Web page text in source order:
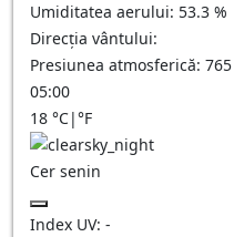
Umiditatea aerului: 53.3 %
Direcția vântului:
Presiunea atmosferică: 765
05:00
18 °C|°F
Cer senin
Index UV: -